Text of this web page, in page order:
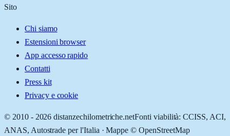
Sito
Chi siamo
Estensioni browser
App accesso rapido
Contatti
Press kit
Privacy e cookie
© 2010 - 2026 distanzechilometriche.netFonti viabilità: CCISS, ACI,
ANAS, Autostrade per l'Italia · Mappe © OpenStreetMap